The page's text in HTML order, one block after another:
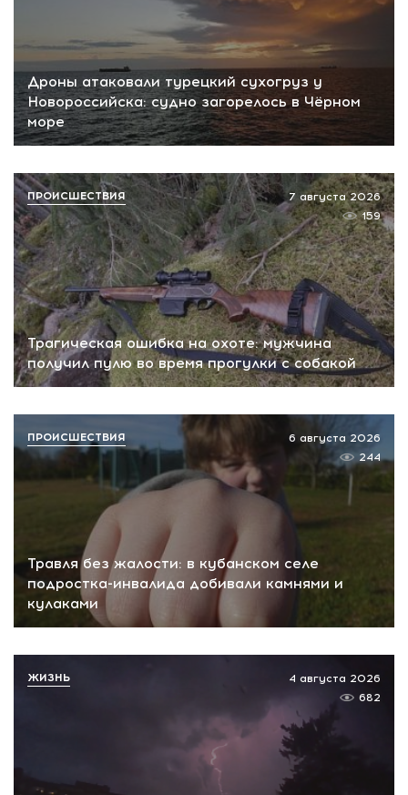
Дроны атаковали турецкий сухогруз у
Новороссийска: судно загорелось в Чёрном
море
Трагическая ошибка на охоте: мужчина
получил пулю во время прогулки с собакой
7 августа 2026
159
ПРОИСШЕСТВИЯ
Травля без жалости: в кубанском селе
подростка-инвалида добивали камнями и
кулаками
6 августа 2026
244
ПРОИСШЕСТВИЯ
4 августа 2026
682
ЖИЗНЬ